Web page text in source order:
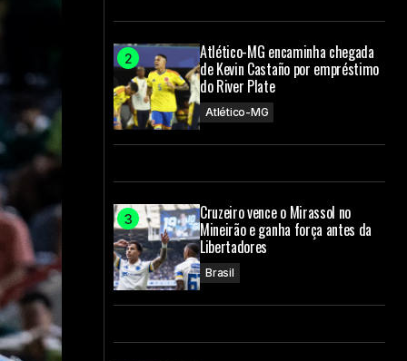
Atlético-MG encaminha chegada
de Kevin Castaño por empréstimo
do River Plate
Atlético-MG
Cruzeiro vence o Mirassol no
Mineirão e ganha força antes da
Libertadores
Brasil